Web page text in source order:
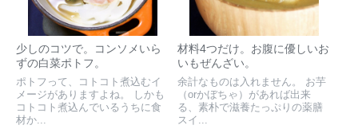
少しのコツで。コンソメいら
ずの白菜ポトフ。
ポトフって、コトコト煮込むイ
メージがありますよね。 しかも
コトコト煮込んでいるうちに食
材か...
材料4つだけ。お腹に優しいお
いもぜんざい。
余計なものは入れません。 お芋
（orかぼちゃ）があれば出来
る、素朴で滋養たっぷりの薬膳
スイ...